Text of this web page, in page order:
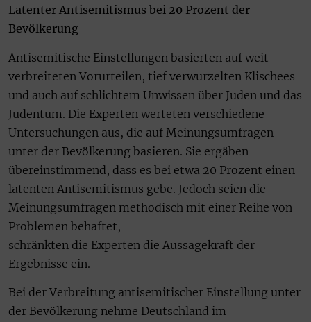
Latenter Antisemitismus bei 20 Prozent der
Bevölkerung
Antisemitische Einstellungen basierten auf weit
verbreiteten Vorurteilen, tief verwurzelten Klischees
und auch auf schlichtem Unwissen über Juden und das
Judentum. Die Experten werteten verschiedene
Untersuchungen aus, die auf Meinungsumfragen
unter der Bevölkerung basieren. Sie ergäben
übereinstimmend, dass es bei etwa 20 Prozent einen
latenten Antisemitismus gebe. Jedoch seien die
Meinungsumfragen methodisch mit einer Reihe von
Problemen behaftet,
schränkten die Experten die Aussagekraft der
Ergebnisse ein.
Bei der Verbreitung antisemitischer Einstellung unter
der Bevölkerung nehme Deutschland im